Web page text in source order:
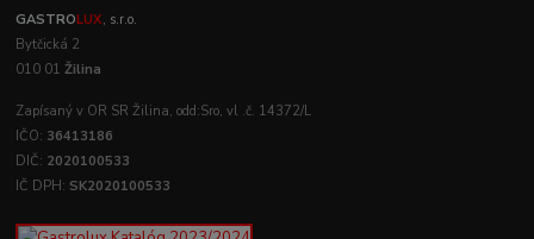
GASTROLUX, s.r.o.
Bytčická 2
010 01Žilina
Zapísaný v OR SR Žilina, odd:Sro, vl .č. 14372/L
IČO: 36413186
DIČ: 2020100533
IČ DPH: SK2020100533